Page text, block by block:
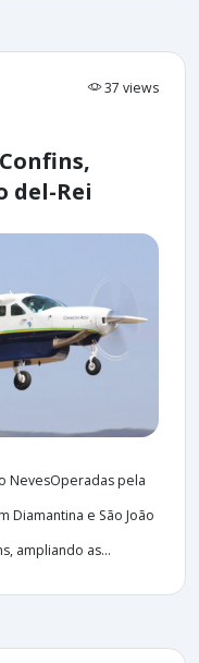
37 views
del-Rei
NevesOperadas pela
Diamantina e São João
ampliando as...